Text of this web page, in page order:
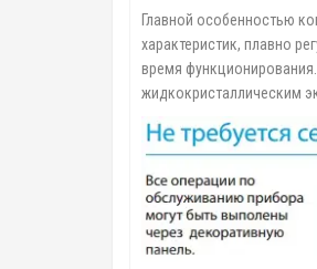
Главной особенностью
характеристик, плавно
время
жидкокристаллическим